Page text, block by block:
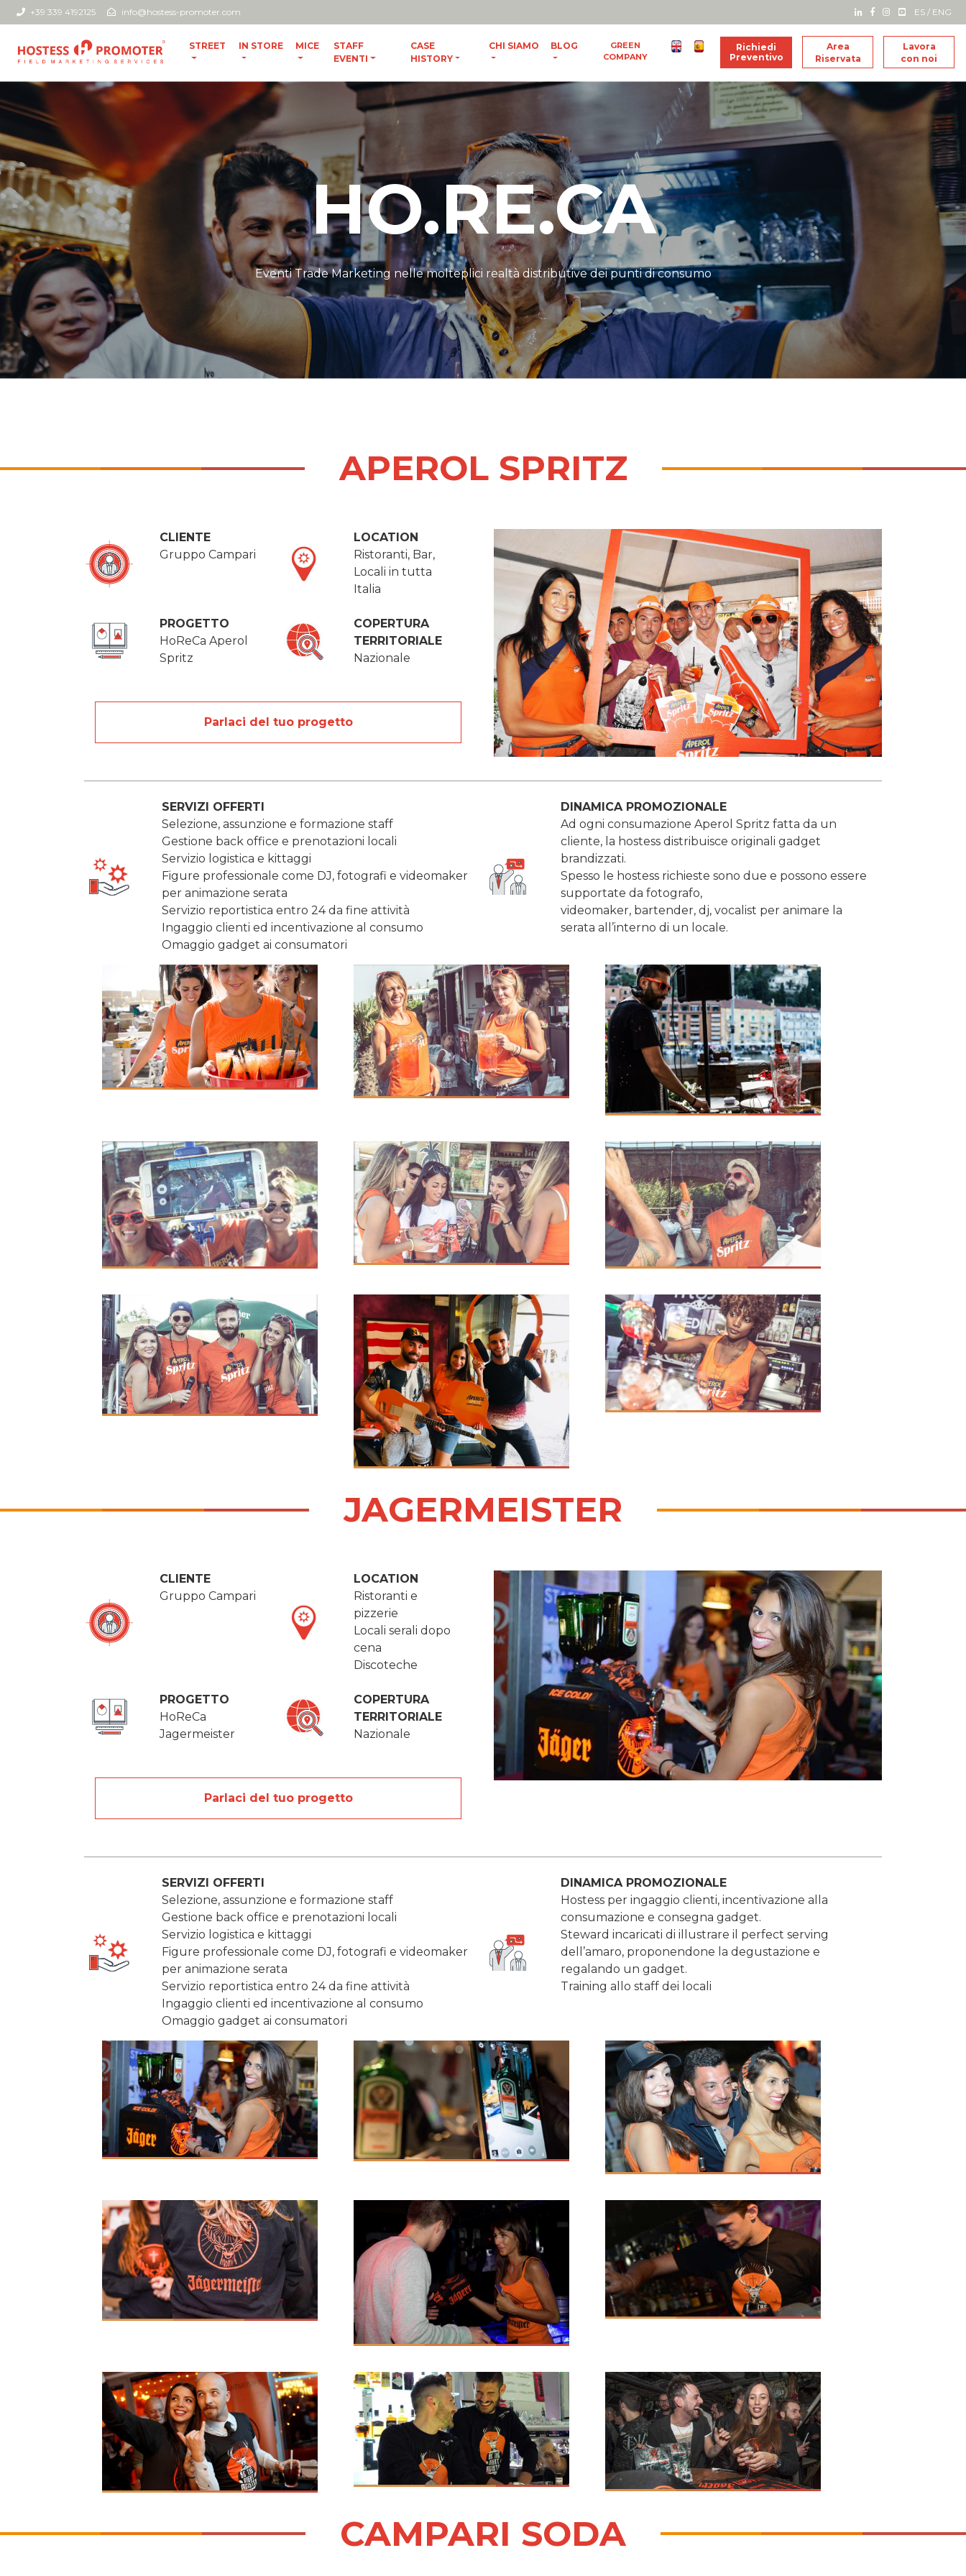
+39 339 4192125 info@hostess-promoter.com ES / ENG
STREET IN STORE MICE
STAFF
EVENTI
CASE
HISTORY
CHI SIAMO BLOG
GREEN
COMPANY
Richiedi
Preventivo
Area
Riservata
Lavora
con noi
HO.RE.CA
Eventi Trade Marketing nelle molteplici realtà distributive dei punti di consumo
APEROL SPRITZ
CLIENTE
Gruppo Campari
LOCATION
Ristoranti, Bar,
Locali in tutta
Italia
PROGETTO
HoReCa Aperol
Spritz
COPERTURA
TERRITORIALE
Nazionale
Parlaci del tuo progetto
SERVIZI OFFERTI
Selezione, assunzione e formazione staff
Gestione back office e prenotazioni locali
Servizio logistica e kittaggi
Figure professionale come DJ, fotografi e videomaker
per animazione serata
Servizio reportistica entro 24 da fine attività
Ingaggio clienti ed incentivazione al consumo
Omaggio gadget ai consumatori
DINAMICA PROMOZIONALE
Ad ogni consumazione Aperol Spritz fatta da un
cliente, la hostess distribuisce originali gadget
brandizzati.
Spesso le hostess richieste sono due e possono essere
supportate da fotografo,
videomaker, bartender, dj, vocalist per animare la
serata all’interno di un locale.
JAGERMEISTER
CLIENTE
Gruppo Campari
LOCATION
Ristoranti e
pizzerie
Locali serali dopo
cena
Discoteche
PROGETTO
HoReCa
Jagermeister
COPERTURA
TERRITORIALE
Nazionale
Parlaci del tuo progetto
SERVIZI OFFERTI
Selezione, assunzione e formazione staff
Gestione back office e prenotazioni locali
Servizio logistica e kittaggi
Figure professionale come DJ, fotografi e videomaker
per animazione serata
Servizio reportistica entro 24 da fine attività
Ingaggio clienti ed incentivazione al consumo
Omaggio gadget ai consumatori
DINAMICA PROMOZIONALE
Hostess per ingaggio clienti, incentivazione alla
consumazione e consegna gadget.
Steward incaricati di illustrare il perfect serving
dell’amaro, proponendone la degustazione e
regalando un gadget.
Training allo staff dei locali
CAMPARI SODA